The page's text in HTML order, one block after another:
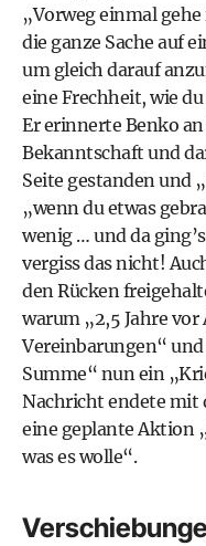
„Vorweg einmal
die ganze Sache auf
um gleich darauf
eine Frechheit, wie
Er erinnerte Benko
Bekanntschaft und
Seite gestanden und
„wenn du etwas
wenig … und da
vergiss das nicht!
den Rücken
warum „2,5 Jahre vor
Vereinbarungen“
Summe“ nun ein
Nachricht endete mit
eine geplante Aktion
was es wolle“.